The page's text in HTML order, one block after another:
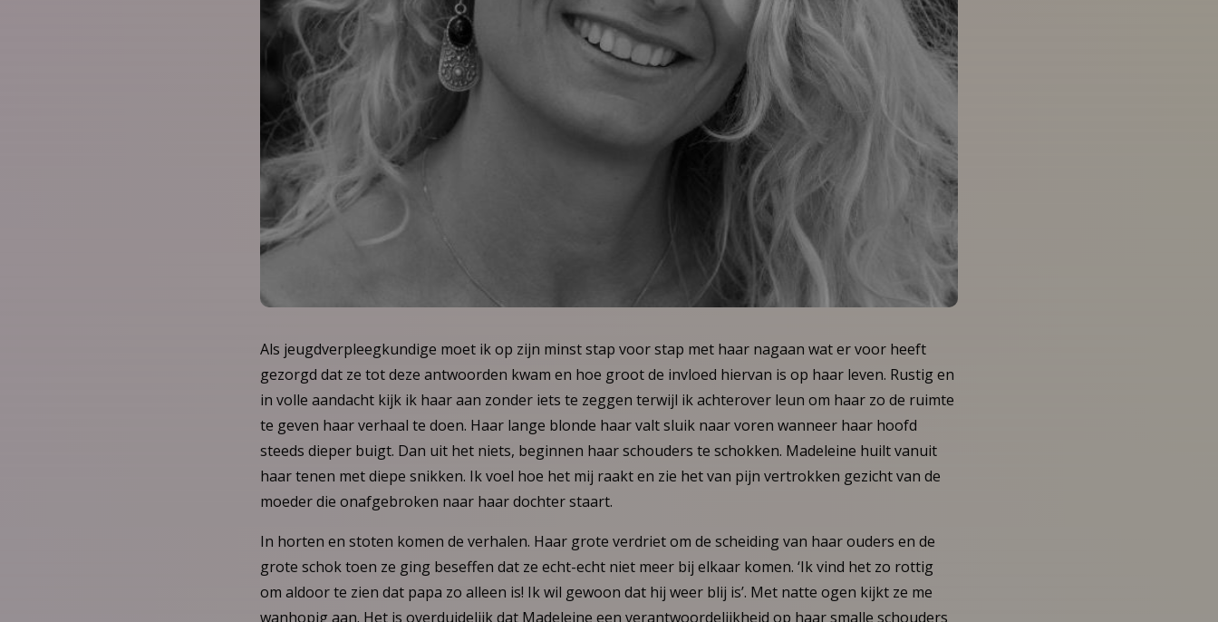
Als jeugdverpleegkundige moet ik op zijn minst stap voor stap met haar nagaan wat er voor heeft
gezorgd dat ze tot deze antwoorden kwam en hoe groot de invloed hiervan is op haar leven. Rustig en
in volle aandacht kijk ik haar aan zonder iets te zeggen terwijl ik achterover leun om haar zo de ruimte
te geven haar verhaal te doen. Haar lange blonde haar valt sluik naar voren wanneer haar hoofd
steeds dieper buigt. Dan uit het niets, beginnen haar schouders te schokken. Madeleine huilt vanuit
haar tenen met diepe snikken. Ik voel hoe het mij raakt en zie het van pijn vertrokken gezicht van de
moeder die onafgebroken naar haar dochter staart.
In horten en stoten komen de verhalen. Haar grote verdriet om de scheiding van haar ouders en de
grote schok toen ze ging beseffen dat ze echt-echt niet meer bij elkaar komen. ‘Ik vind het zo rottig
om aldoor te zien dat papa zo alleen is! Ik wil gewoon dat hij weer blij is’. Met natte ogen kijkt ze me
wanhopig aan. Het is overduidelijk dat Madeleine een verantwoordelijkheid op haar smalle schouders